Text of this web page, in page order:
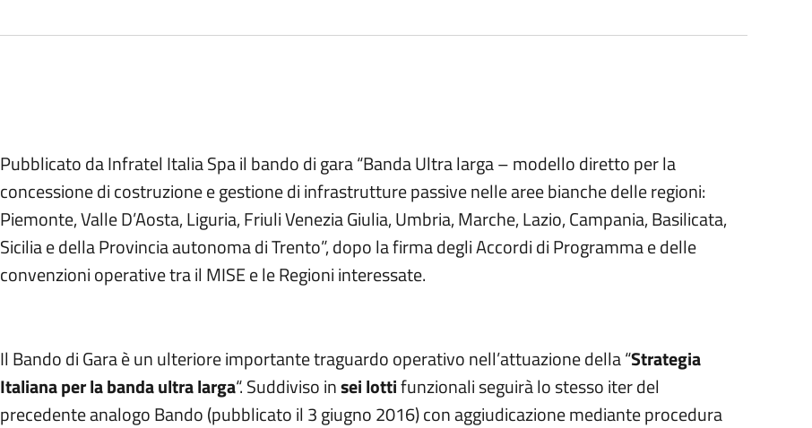
Pubblicato da Infratel Italia Spa il bando di gara “Banda Ultra larga – modello diretto per la
concessione di costruzione e gestione di infrastrutture passive nelle aree bianche delle regioni:
Piemonte, Valle D’Aosta, Liguria, Friuli Venezia Giulia, Umbria, Marche, Lazio, Campania, Basilicata,
Sicilia e della Provincia autonoma di Trento”, dopo la firma degli Accordi di Programma e delle
convenzioni operative tra il MISE e le Regioni interessate.
Il Bando di Gara è un ulteriore importante traguardo operativo nell’attuazione della “Strategia
Italiana per la banda ultra larga“. Suddiviso insei lottifunzionali seguirà lo stesso iter del
precedente analogo Bando (pubblicato il 3 giugno 2016) con aggiudicazione mediante procedura